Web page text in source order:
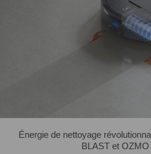
Énergie de nettoyage
BLAST et